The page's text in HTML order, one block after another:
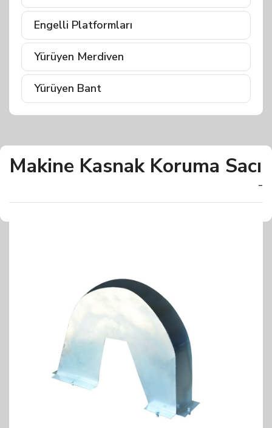
Engelli Platformları
Yürüyen Merdiven
Yürüyen Bant
Makine Kasnak Koruma Sacı
-